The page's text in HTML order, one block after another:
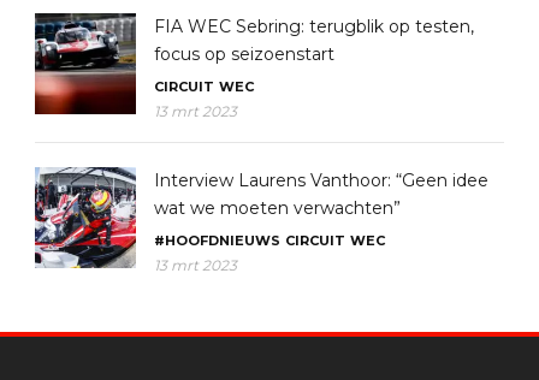
FIA WEC Sebring: terugblik op testen,
focus op seizoenstart
CIRCUIT WEC
13 mrt 2023
Interview Laurens Vanthoor: “Geen idee
wat we moeten verwachten”
#HOOFDNIEUWS CIRCUIT WEC
13 mrt 2023